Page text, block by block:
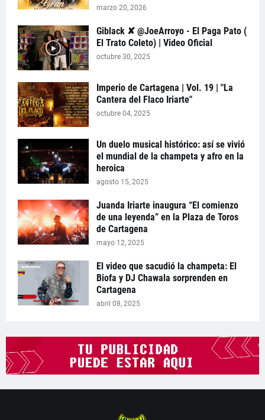
marzo 20, 2026
Giblack ✘ @JoeArroyo - El Paga Pato (
El Trato Coleto) | Video Oficial
octubre 30, 2025
Imperio de Cartagena | Vol. 19 | "La
Cantera del Flaco Iriarte"
octubre 04, 2025
Un duelo musical histórico: así se vivió
el mundial de la champeta y afro en la
heroica
agosto 15, 2025
Juanda Iriarte inaugura “El comienzo
de una leyenda” en la Plaza de Toros
de Cartagena
mayo 12, 2025
El video que sacudió la champeta: El
Biofa y DJ Chawala sorprenden en
Cartagena
abril 08, 2025